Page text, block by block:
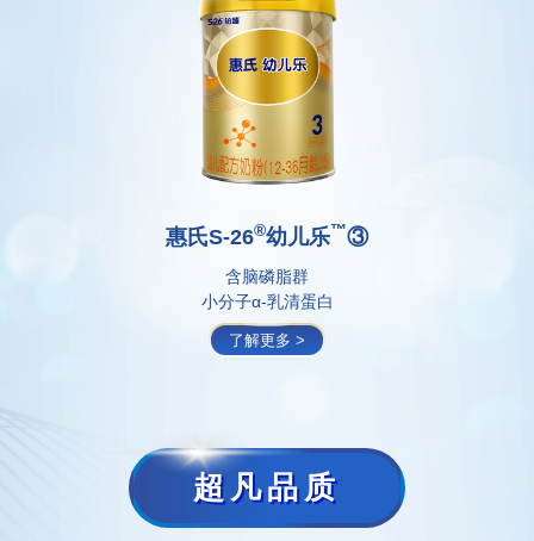
惠氏S-26®幼儿乐™③
含脑磷脂群
小分子α-乳清蛋白
了解更多 >
超凡品质